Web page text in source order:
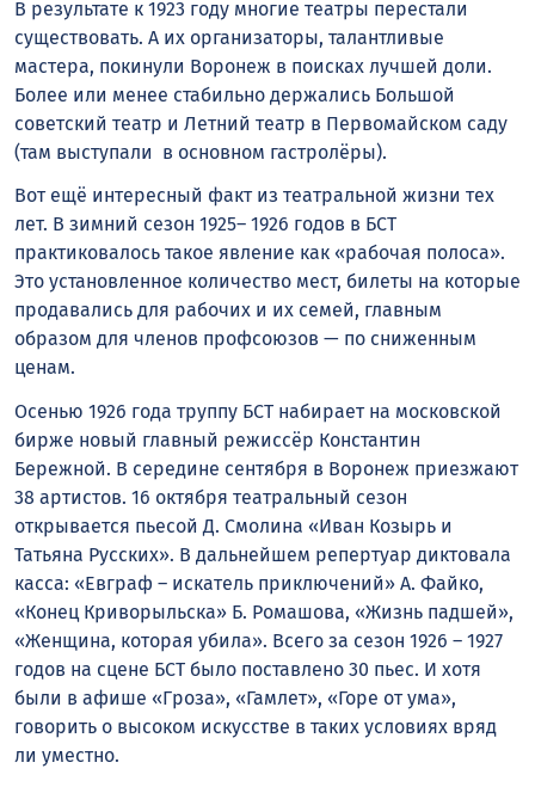
В результате к 1923 году многие театры перестали
существовать. А их организаторы, талантливые
мастера, покинули Воронеж в поисках лучшей доли.
Более или менее стабильно держались Большой
советский театр и Летний театр в Первомайском саду
(там выступали в основном гастролёры).
Вот ещё интересный факт из театральной жизни тех
лет. В зимний сезон 1925– 1926 годов в БСТ
практиковалось такое явление как «рабочая полоса».
Это установленное количество мест, билеты на которые
продавались для рабочих и их семей, главным
образом для членов профсоюзов — по сниженным
ценам.
Осенью 1926 года труппу БСТ набирает на московской
бирже новый главный режиссёр Константин
Бережной. В середине сентября в Воронеж приезжают
38 артистов. 16 октября театральный сезон
открывается пьесой Д. Смолина «Иван Козырь и
Татьяна Русских». В дальнейшем репертуар диктовала
касса: «Евграф – искатель приключений» А. Файко,
«Конец Криворыльска» Б. Ромашова, «Жизнь падшей»,
«Женщина, которая убила». Всего за сезон 1926 – 1927
годов на сцене БСТ было поставлено 30 пьес. И хотя
были в афише «Гроза», «Гамлет», «Горе от ума»,
говорить о высоком искусстве в таких условиях вряд
ли уместно.